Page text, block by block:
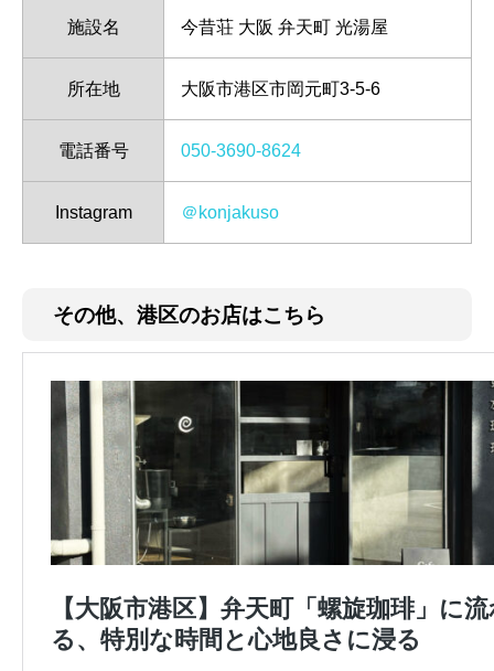
施設名 今昔荘 大阪 弁天町 光湯屋
所在地 大阪市港区市岡元町3-5-6
電話番号 050-3690-8624
Instagram ＠konjakuso
その他、港区のお店はこちら